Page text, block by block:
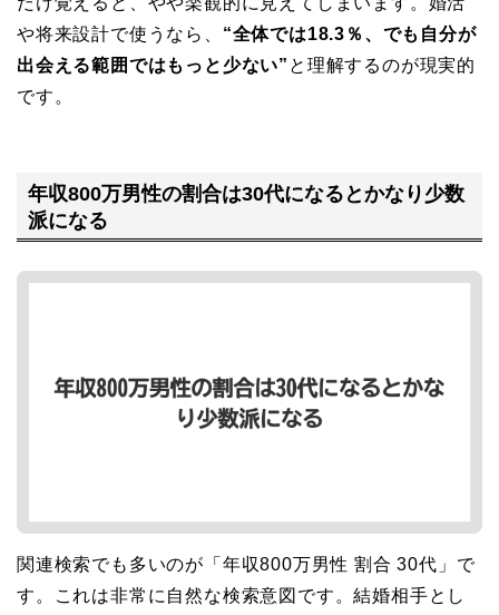
や将来設計で使うなら、 “全体では18.3％、でも自分が
出会える範囲ではもっと少ない” と理解するのが現実的
です。
年収800万男性の割合は30代になるとかなり少数
派になる
関連検索でも多いのが「年収800万男性 割合 30代」で
す。これは非常に自然な検索意図です。結婚相手とし